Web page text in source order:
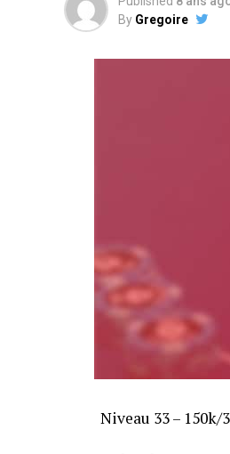
Sofian Benaissa,
By Gregoire
Niveau 33 – 150k/